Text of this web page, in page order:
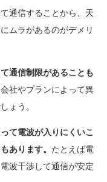
通信することから、天
ムラがあるのがデメリ
通信制限があることも
社やプランによって異
ょう。
て電波が入りにくいこ
あります。 たとえば電
波干渉して通信が安定